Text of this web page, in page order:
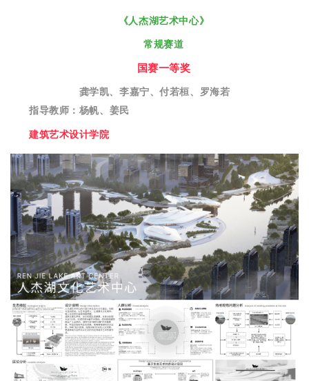
《人杰湖艺术中心》
常规赛道
国赛一等奖
龚学凯、李嘉宁、付若桓、罗海若
指导教师：杨帆、姜民
建筑艺术设计学院